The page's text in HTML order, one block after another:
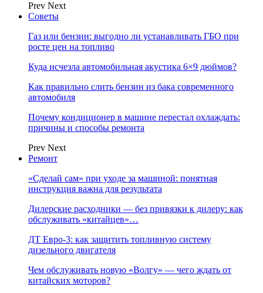
Prev Next
Советы
Газ или бензин: выгодно ли устанавливать ГБО при
росте цен на топливо
Куда исчезла автомобильная акустика 6×9 дюймов?
Как правильно слить бензин из бака современного
автомобиля
Почему кондиционер в машине перестал охлаждать:
причины и способы ремонта
Prev Next
Ремонт
«Сделай сам» при уходе за машиной: понятная
инструкция важна для результата
Дилерские расходники — без привязки к дилеру: как
обслуживать «китайцев»…
ДТ Евро-3: как защитить топливную систему
дизельного двигателя
Чем обслуживать новую «Волгу» — чего ждать от
китайских моторов?